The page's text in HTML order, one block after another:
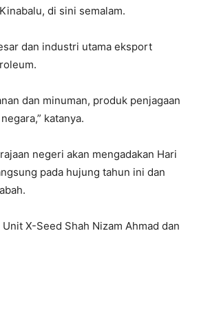
di sini semalam.
dan industri utama eksport
dan minuman, produk penjagaan
katanya.
negeri akan mengadakan Hari
pada hujung tahun ini dan
X-Seed Shah Nizam Ahmad dan